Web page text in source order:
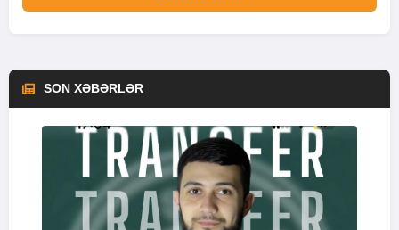
SON XƏBƏRLƏR